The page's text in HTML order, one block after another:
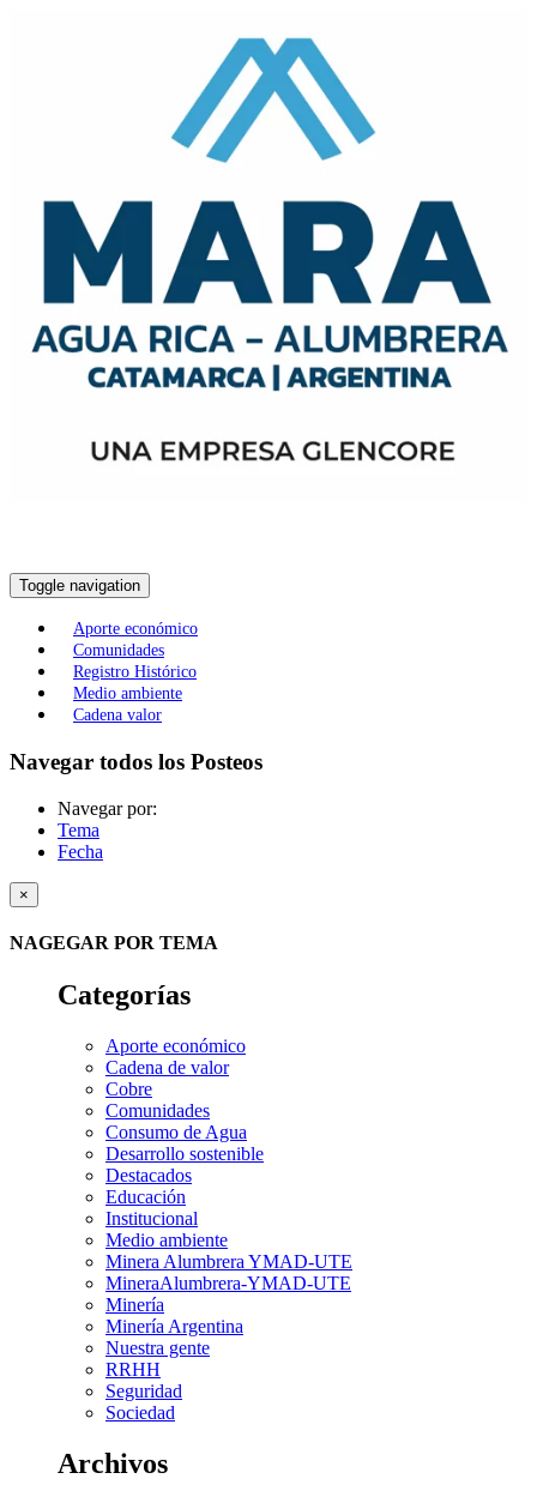
Toggle navigation
Aporte económico
Comunidades
Registro Histórico
Medio ambiente
Cadena valor
Navegar todos los Posteos
Navegar por:
Tema
Fecha
×
NAGEGAR POR TEMA
Categorías
Aporte económico
Cadena de valor
Cobre
Comunidades
Consumo de Agua
Desarrollo sostenible
Destacados
Educación
Institucional
Medio ambiente
Minera Alumbrera YMAD-UTE
MineraAlumbrera-YMAD-UTE
Minería
Minería Argentina
Nuestra gente
RRHH
Seguridad
Sociedad
Archivos